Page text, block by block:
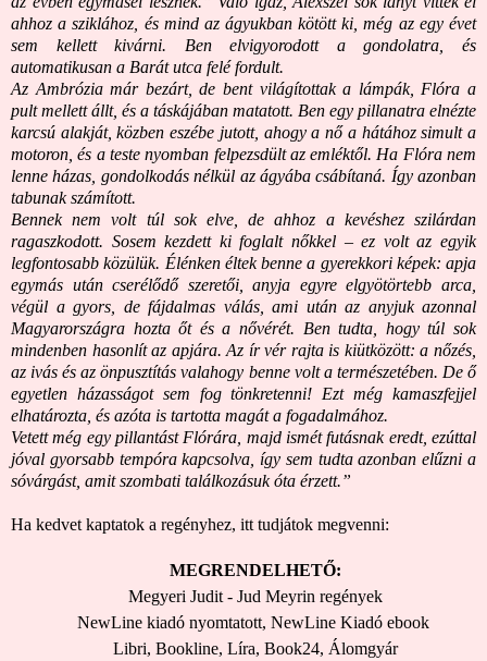
ahhoz a sziklához, és mind az ágyukban kötött ki, még az egy évet
sem kellett kivárni. Ben elvigyorodott a gondolatra, és
automatikusan a Barát utca felé fordult.
Az Ambrózia már bezárt, de bent világítottak a lámpák, Flóra a
pult mellett állt, és a táskájában matatott. Ben egy pillanatra elnézte
karcsú alakját, közben eszébe jutott, ahogy a nő a hátához simult a
motoron, és a teste nyomban felpezsdült az emléktől. Ha Flóra nem
lenne házas, gondolkodás nélkül az ágyába csábítaná. Így azonban
tabunak számított.
Bennek nem volt túl sok elve, de ahhoz a kevéshez szilárdan
ragaszkodott. Sosem kezdett ki foglalt nőkkel – ez volt az egyik
legfontosabb közülük. Élénken éltek benne a gyerekkori képek: apja
egymás után cserélődő szeretői, anyja egyre elgyötörtebb arca,
végül a gyors, de fájdalmas válás, ami után az anyjuk azonnal
Magyarországra hozta őt és a nővérét. Ben tudta, hogy túl sok
mindenben hasonlít az apjára. Az ír vér rajta is kiütközött: a nőzés,
az ivás és az önpusztítás valahogy benne volt a természetében. De ő
egyetlen házasságot sem fog tönkretenni! Ezt még kamaszfejjel
elhatározta, és azóta is tartotta magát a fogadalmához.
Vetett még egy pillantást Flórára, majd ismét futásnak eredt, ezúttal
jóval gyorsabb tempóra kapcsolva, így sem tudta azonban elűzni a
sóvárgást, amit szombati találkozásuk óta érzett.”
Ha kedvet kaptatok a regényhez, itt tudjátok megvenni:
MEGRENDELHETŐ:
Megyeri Judit - Jud Meyrin regények
NewLine kiadó nyomtatott,NewLine Kiadó ebook
Libri,Bookline,Líra,Book24, Álomgyár